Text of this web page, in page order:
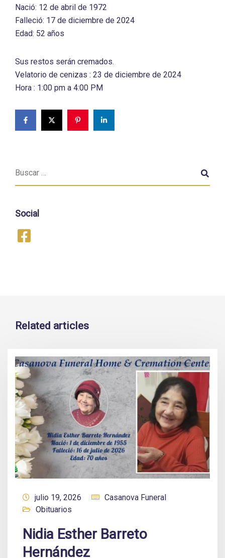
Nació: 12 de abril de 1972
Falleció: 17 de diciembre de 2024
Edad: 52 años
Sus restos serán cremados.
Velatorio de cenizas : 23 de diciembre de 2024
Hora : 1:00 pm a 4:00 PM
Social
Related articles
julio 19, 2026
Casanova Funeral
Obituarios
Nidia Esther Barreto
Hernández